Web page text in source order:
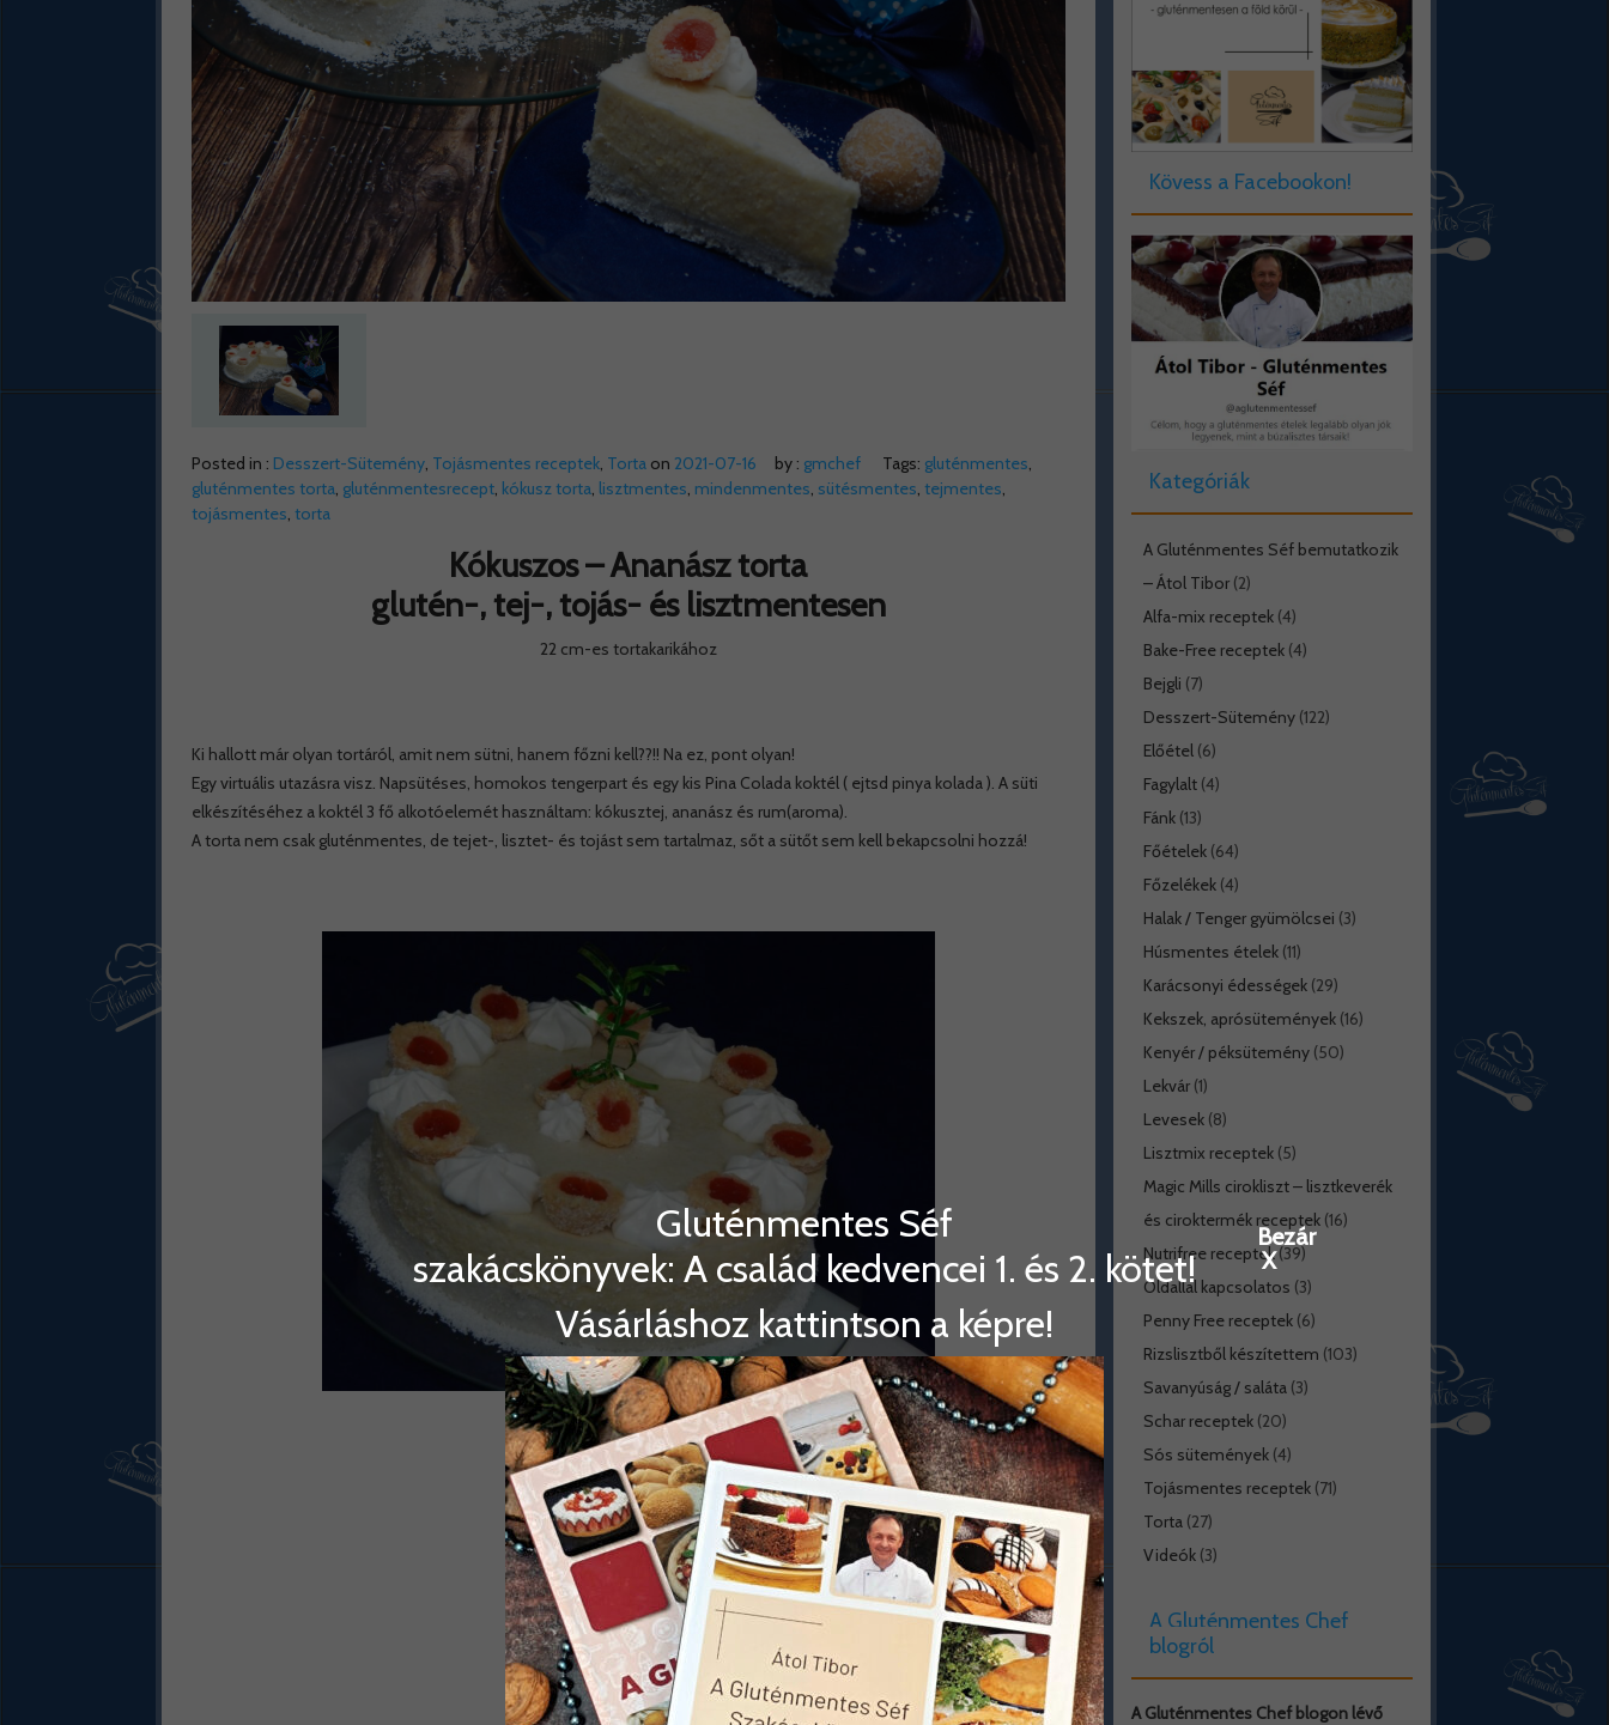
Posted in : Desszert-Sütemény, Tojásmentes receptek, Torta on 2021-07-16 by : gmchef Tags: gluténmentes
gluténmentes torta gluténmentesrecept, kókusz torta lisztmentes mindenmentes sütésmentes tejmentes
tojásmentes torta
Kókuszos – Ananász torta
glutén-, tej-, tojás- és lisztmentesen
22 cm-es tortakarikához
Ki hallott már olyan tortáról, amit nem sütni, hanem főzni kell??!! Na ez, pont olyan!
Egy virtuális utazásra️ visz. Napsütéses, homokos tengerpart és egy kis Pina Colada koktél ( ejtsd pinya kolada ). A süti
elkészítéséhez a koktél 3 fő alkotóelemét használtam: kókusztej, ananász és rum(aroma).
A torta nem csak gluténmentes, de tejet-, lisztet- és tojást sem tartalmaz, sőt a sütőt sem kell bekapcsolni hozzá!
A tortaalap hozzávalói:
450 ml kókusztej
100 g cukor
60 g keményítő
200 g kókuszreszelék
1 g citromhéj
1 g narancshéj
Kövess a Facebookon!
Kategóriák
A Gluténmentes Séf bemutatkozik
– Átol Tibor(2)
Alfa-mix receptek(4)
Bake-Free receptek(4)
Bejgli (7)
Desszert-Sütemény(122)
Előétel(6)
Fagylalt(4)
Fánk(13)
Főételek(64)
Főzelékek(4)
Halak / Tenger gyümölcsei (3)
Húsmentes ételek(11)
Karácsonyi édességek(29)
Kekszek, aprósütemények(16)
Kenyér / péksütemény(50)
Lekvár(1)
Levesek(8)
Lisztmix receptek(5)
Magic Mills cirokliszt – lisztkeverék
és ciroktermék receptek(16)
Nutrifree receptek(39)
Oldallal kapcsolatos (3)
Penny Free receptek(6)
Rizslisztből készítettem (103)
Savanyúság / saláta(3)
Schar receptek(20)
Sós sütemények(4)
Tojásmentes receptek(71)
Torta(27)
Videók(3)
A Gluténmentes Chef
blogról
A Gluténmentes Chef blogon lévő
Gluténmentes Séf
szakácskönyvek: A család kedvencei 1. és 2. kötet!
Vásárláshoz kattintson a képre!
Bezár
X